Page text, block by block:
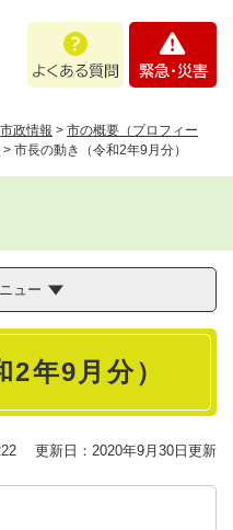
あ
問
・
市政情報 > 市の概要（プロフィー
> 市長の動き（令和2年9月分）
ュー
年9月分）
更新日：2020年9月30日更新